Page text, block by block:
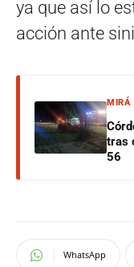
ya que así lo
acción ante
MIRÁ
tras
56
WhatsApp